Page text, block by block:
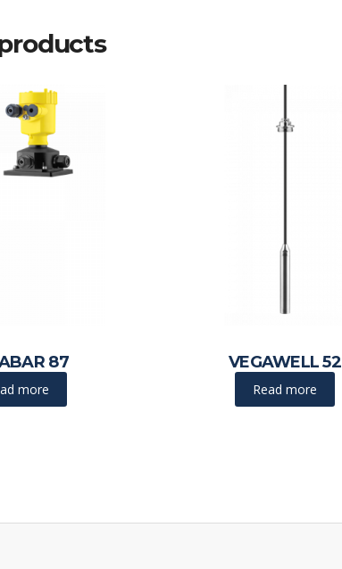
87
more
VEGAWELL 52
Read more